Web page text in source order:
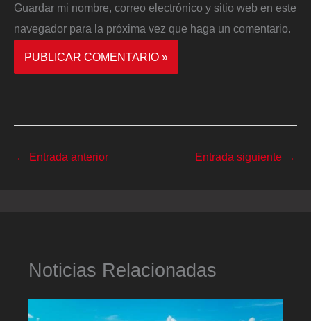
Guardar mi nombre, correo electrónico y sitio web en este
navegador para la próxima vez que haga un comentario.
← Entrada anterior Entrada siguiente →
Noticias Relacionadas